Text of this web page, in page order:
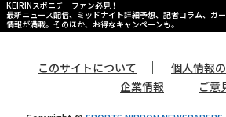
KEIRINスポニチ ファン必見！
最新ニュース配信、ミッドナイト詳細予想、記者コラム、ガ
情報が満載。そのほか、お得なキャンペーンも。
このサイトについて ｜
個人情報
企業情報
｜ ご意